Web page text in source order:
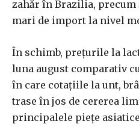
zahăr în Brazilia,
mari de import la nivel
În schimb, preţurile la
luna august comparativ
în care cotaţiile la unt,
trase în jos de cererea
principalele pieţe